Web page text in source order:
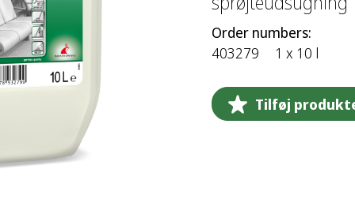
Order numbers:
403279
1 x 10 l
Tilføj